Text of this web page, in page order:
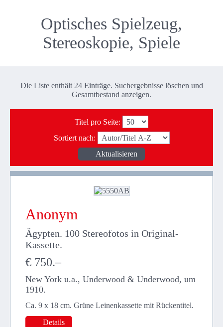
Optisches Spielzeug,
Stereoskopie, Spiele
Die Liste enthält 24 Einträge. Suchergebnisse löschen und
Gesamtbestand anzeigen.
Titel pro Seite:
Sortiert nach:
Anonym
Ägypten. 100 Stereofotos in Original-
Kassette.
€ 750.–
New York u.a., Underwood & Underwood, um
1910.
Ca. 9 x 18 cm. Grüne Leinenkassette mit Rückentitel.
Details